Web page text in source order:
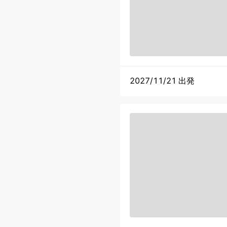
2027/11/21 出発